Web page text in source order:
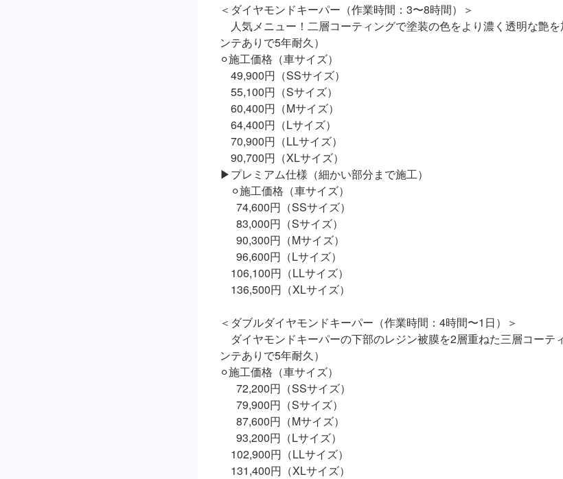
＜ダイヤモンドキーパー（作業時間：3〜8時間）＞
人気メニュー！二層コーティングで塗装の色をより濃く透明な艶
ンテありで5年耐久）
⚪︎施工価格（車サイズ）
49,900円（SSサイズ）
55,100円（Sサイズ）
60,400円（Mサイズ）
64,400円（Lサイズ）
70,900円（LLサイズ）
90,700円（XLサイズ）
▶︎プレミアム仕様（細かい部分まで施工）
⚪︎施工価格（車サイズ）
74,600円（SSサイズ）
83,000円（Sサイズ）
90,300円（Mサイズ）
96,600円（Lサイズ）
106,100円（LLサイズ）
136,500円（XLサイズ）
＜ダブルダイヤモンドキーパー（作業時間：4時間〜1日）＞
ダイヤモンドキーパーの下部のレジン被膜を2層重ねた三層コーテ
ンテありで5年耐久）
⚪︎施工価格（車サイズ）
72,200円（SSサイズ）
79,900円（Sサイズ）
87,600円（Mサイズ）
93,200円（Lサイズ）
102,900円（LLサイズ）
131,400円（XLサイズ）